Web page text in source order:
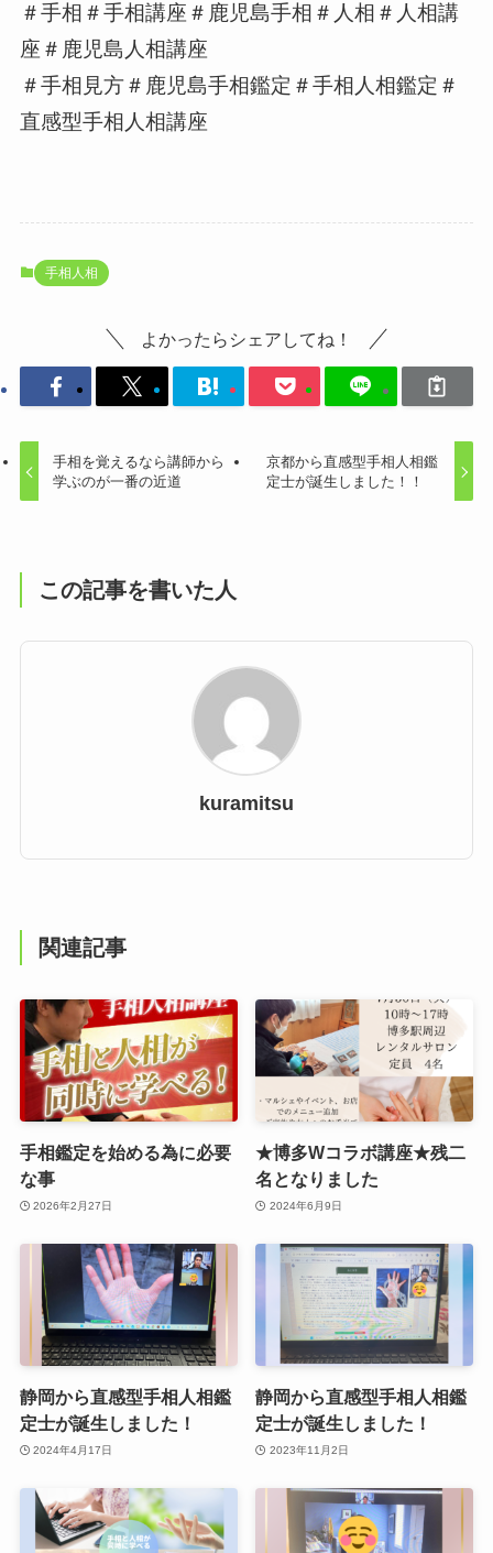
＃手相＃手相講座＃鹿児島手相＃人相＃人相講
座＃鹿児島人相講座
＃手相見方＃鹿児島手相鑑定＃手相人相鑑定＃
直感型手相人相講座
手相人相
よかったらシェアしてね！
手相を覚えるなら講師から
学ぶのが一番の近道
京都から直感型手相人相鑑
定士が誕生しました！！
この記事を書いた人
kuramitsu
関連記事
手相鑑定を始める為に必要
な事
2026年2月27日
★博多Wコラボ講座★残二
名となりました
2024年6月9日
静岡から直感型手相人相鑑
定士が誕生しました！
2024年4月17日
静岡から直感型手相人相鑑
定士が誕生しました！
2023年11月2日